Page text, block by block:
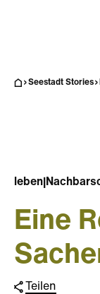
Seestadt Stories
leben
Eine
Teilen